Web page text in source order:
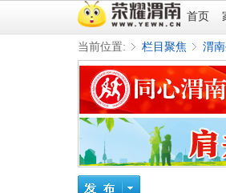
首页
当前位置:
»
栏目聚焦
›
渭